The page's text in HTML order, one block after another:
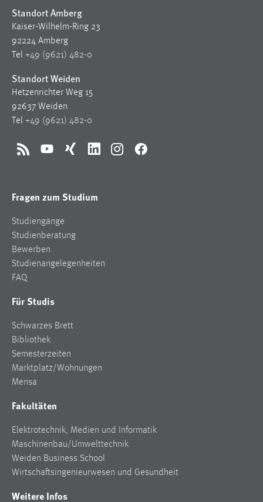
Standort Amberg
Kaiser-Wilhelm-Ring 23
92224 Amberg
Tel +49 (9621) 482-0
Standort Weiden
Hetzenrichter Weg 15
92637 Weiden
Tel +49 (9621) 482-0
RSS YouTubeXing LinkedInInstagramFacebook
Fragen zum Studium
Studiengänge
Studienberatung
Bewerben
Studienangelegenheiten
FAQ
Für Studis
Schwarzes Brett
Bibliothek
Semesterzeiten
Marktplatz/Wohnungen
Mensa
Fakultäten
Elektrotechnik, Medien und Informatik
Maschinenbau/Umwelttechnik
Weiden Business School
Wirtschaftsingenieurwesen und Gesundheit
Weitere Infos
Chat
Name:
MibewSessionID, MIBEW_UserID, mibew_locale, mibew-
Zweck:
Wird benötigt um die Chatfunktion nutzen zu können.
Cookie Laufzeit:
5e9dbeb1811c0446 = Sitzungslaufzeit, mibew_locale = 3
Jahre, MIBEW_UserID = 1 Jahr
Login
fe_user, be_user, be_lastLoginProvider
Zweck:
Dieser Cookie ist notwendig um sich an der Website
Cookie Laufzeit:
STATISTIK
Statistik Cookies erfassen Informationen anonym.
unsere Besucher unsere Website nutzen.
Matomo
Name:
_pk_ref, _pk_cvar, _pk_id, _pk_ses